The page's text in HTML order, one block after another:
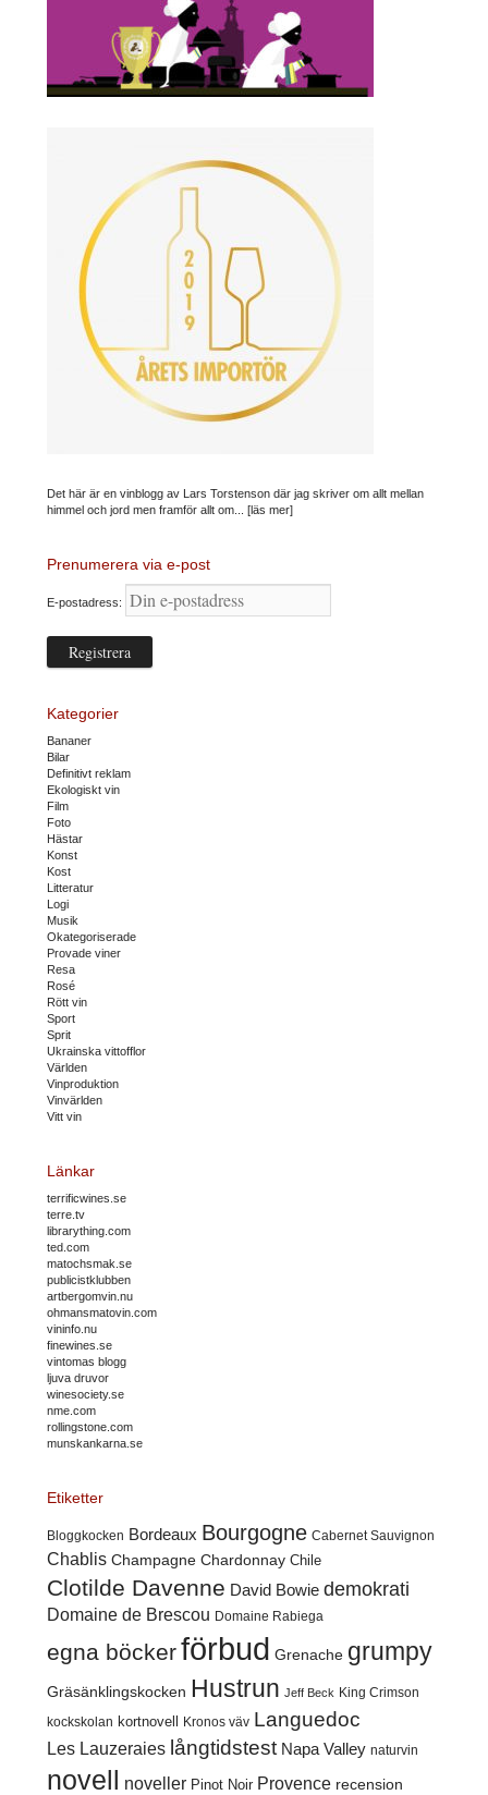
Det här är en vinblogg av Lars Torstenson där jag skriver om allt mellan
himmel och jord men framför allt om... [läs mer]
Prenumerera via e-post
E-postadress:
Kategorier
Bananer
Bilar
Definitivt reklam
Ekologiskt vin
Film
Foto
Hästar
Konst
Kost
Litteratur
Logi
Musik
Okategoriserade
Provade viner
Resa
Rosé
Rött vin
Sport
Sprit
Ukrainska vittofflor
Världen
Vinproduktion
Vinvärlden
Vitt vin
Länkar
terrificwines.se
terre.tv
librarything.com
ted.com
matochsmak.se
publicistklubben
artbergomvin.nu
ohmansmatovin.com
vininfo.nu
finewines.se
vintomas blogg
ljuva druvor
winesociety.se
nme.com
rollingstone.com
munskankarna.se
Etiketter
Bloggkocken Bordeaux Bourgogne Cabernet Sauvignon
Chablis Champagne Chardonnay Chile
Clotilde Davenne David Bowie demokrati
Domaine de Brescou Domaine Rabiega
egna böckerförbud Grenache grumpy
Gräsänklingskocken Hustrun Jeff Beck King Crimson
kockskolan kortnovell Kronos väv Languedoc
Les Lauzeraies långtidstest Napa Valley naturvin
novell noveller Pinot Noir Provence recension